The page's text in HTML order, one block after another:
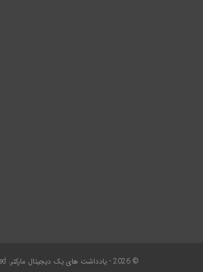
© 2026 - یادداشت های یک دیجیتال مارکتر. All Rights Reserved.